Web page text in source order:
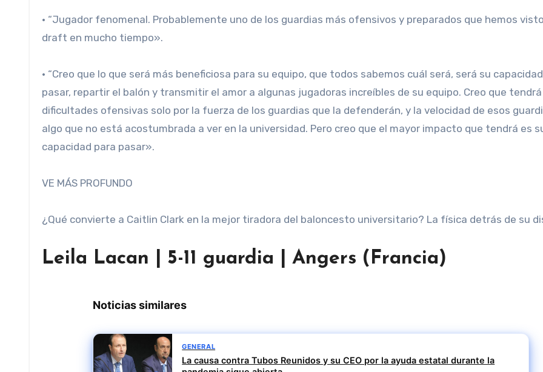
• “Jugador fenomenal. Probablemente uno de los guardias más ofensivos y preparados que hemos
draft en mucho tiempo».
• “Creo que lo que será más beneficiosa para su equipo, que todos sabemos cuál será, será su
pasar, repartir el balón y transmitir el amor a algunas jugadoras increíbles de su equipo. Creo que
dificultades ofensivas solo por la fuerza de los guardias que la defenderán, y la velocidad de esos
algo que no está acostumbrada a ver en la universidad. Pero creo que el mayor impacto que tendrá es
capacidad para pasar».
VE MÁS PROFUNDO
¿Qué convierte a Caitlin Clark en la mejor tiradora del baloncesto universitario? La física detrás de su
Leila Lacan | 5-11 guardia | Angers (Francia)
Noticias similares
GENERAL
La causa contra Tubos Reunidos y su CEO por la ayuda estatal durante la